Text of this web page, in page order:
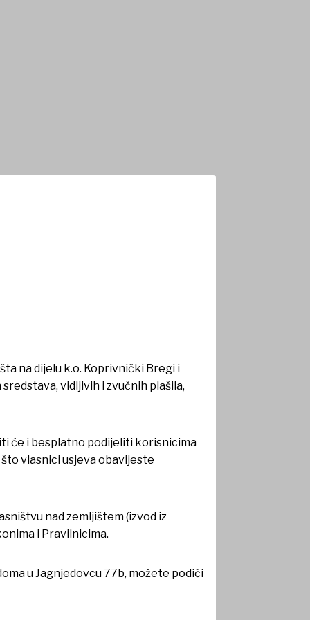
na dijelu k.o. Koprivnički Bregi i
vidljivih i zvučnih plašila,
će i besplatno podijeliti korisnicima
vlasnici usjeva obavijeste
nad zemljištem (izvod iz
i Pravilnicima.
u Jagnjedovcu 77b, možete podići